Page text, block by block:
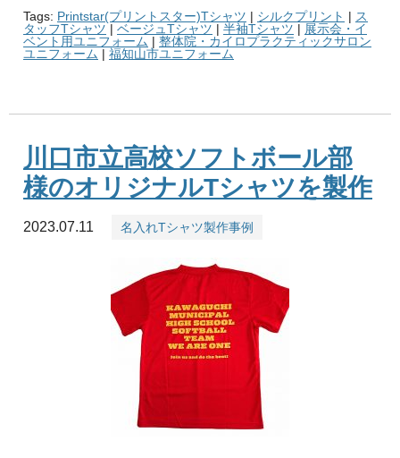
Tags: Printstar(プリントスター)Tシャツ | シルクプリント | ス
タッフTシャツ | ベージュTシャツ | 半袖Tシャツ | 展示会・イ
ベント用ユニフォーム | 整体院・カイロプラクティックサロン
ユニフォーム | 福知山市ユニフォーム
川口市立高校ソフトボール部
様のオリジナルTシャツを製作
2023.07.11 名入れTシャツ製作事例